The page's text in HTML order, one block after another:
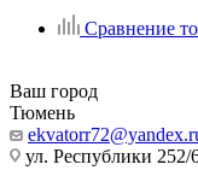
Сравнение
Ваш город
Тюмень
ул. Республики 252/